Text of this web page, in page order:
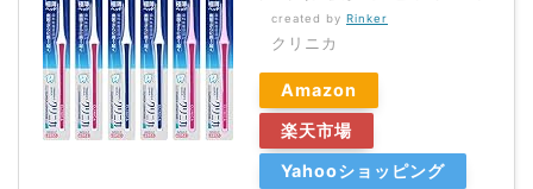
created by Rinker
クリニカ
Amazon
楽天市場
Yahooショッピング